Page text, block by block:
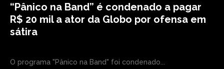
“Pânico na Band” é condenado a pagar
R$ 20 mil a ator da Globo por ofensa em
sátira
O programa "Pânico na Band" foi condenado...